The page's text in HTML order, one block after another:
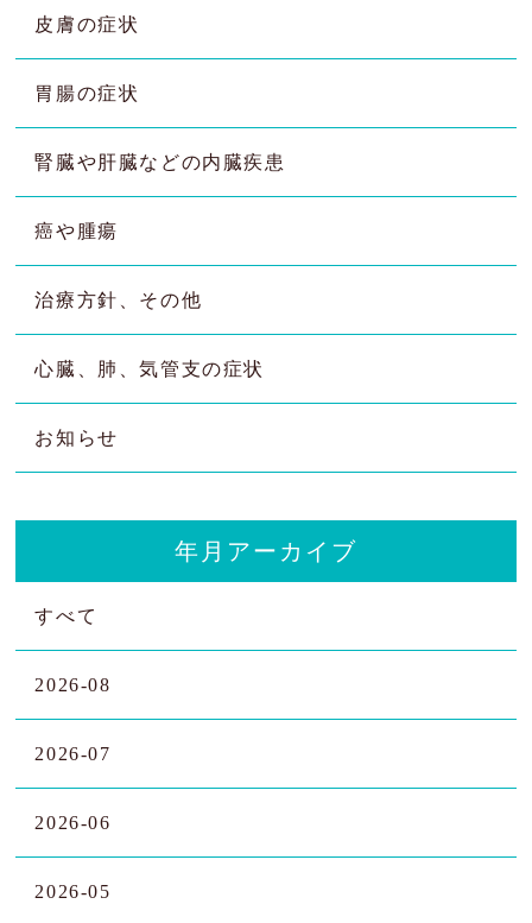
皮膚の症状
胃腸の症状
腎臓や肝臓などの内臓疾患
癌や腫瘍
治療方針、その他
心臓、肺、気管支の症状
お知らせ
年月アーカイブ
すべて
2026-08
2026-07
2026-06
2026-05